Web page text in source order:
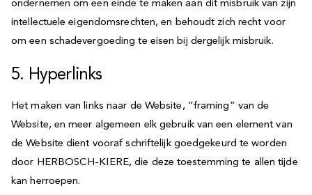
ondernemen om een einde te maken aan dit misbruik van zijn
intellectuele eigendomsrechten, en behoudt zich recht voor
om een schadevergoeding te eisen bij dergelijk misbruik.
5. Hyperlinks
Het maken van links naar de Website, “framing” van de
Website, en meer algemeen elk gebruik van een element van
de Website dient vooraf schriftelijk goedgekeurd te worden
door HERBOSCH-KIERE, die deze toestemming te allen tijde
kan herroepen.